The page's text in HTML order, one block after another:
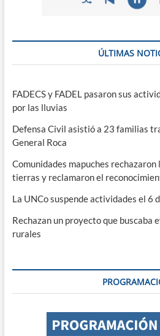
ÚLTIMAS
FADECS y FADEL pasaron sus
por las lluvias
Defensa Civil asistió a 23 familias
General Roca
Comunidades mapuches
tierras y reclamaron el
La UNCo suspende actividades el 6
Rechazan un proyecto que buscaba
rurales